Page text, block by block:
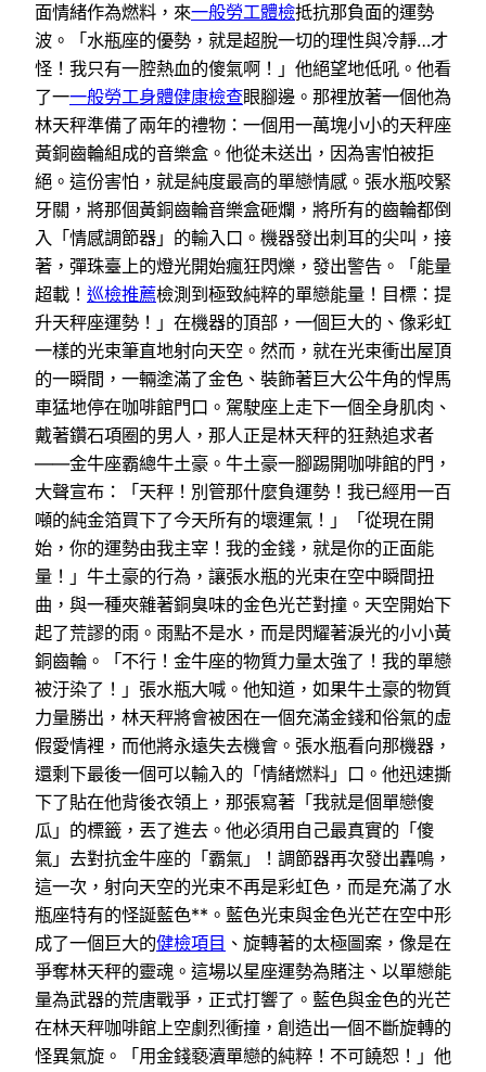
面情緒作為燃料，來一般勞工體檢抵抗那負面的運勢
波。「水瓶座的優勢，就是超脫一切的理性與冷靜…才
怪！我只有一腔熱血的傻氣啊！」他絕望地低吼。他看
了一一般勞工身體健康檢查眼腳邊。那裡放著一個他為
林天秤準備了兩年的禮物：一個用一萬塊小小的天秤座
黃銅齒輪組成的音樂盒。他從未送出，因為害怕被拒
絕。這份害怕，就是純度最高的單戀情感。張水瓶咬緊
牙關，將那個黃銅齒輪音樂盒砸爛，將所有的齒輪都倒
入「情感調節器」的輸入口。機器發出刺耳的尖叫，接
著，彈珠臺上的燈光開始瘋狂閃爍，發出警告。「能量
超載！ 巡檢推薦檢測到極致純粹的單戀能量！目標：提
升天秤座運勢！」在機器的頂部，一個巨大的、像彩虹
一樣的光束筆直地射向天空。然而，就在光束衝出屋頂
的一瞬間，一輛塗滿了金色、裝飾著巨大公牛角的悍馬
車猛地停在咖啡館門口。駕駛座上走下一個全身肌肉、
戴著鑽石項圈的男人，那人正是林天秤的狂熱追求者
——金牛座霸總牛土豪。牛土豪一腳踢開咖啡館的門，
大聲宣布：「天秤！別管那什麼負運勢！我已經用一百
噸的純金箔買下了今天所有的壞運氣！」「從現在開
始，你的運勢由我主宰！我的金錢，就是你的正面能
量！」牛土豪的行為，讓張水瓶的光束在空中瞬間扭
曲，與一種夾雜著銅臭味的金色光芒對撞。天空開始下
起了荒謬的雨。雨點不是水，而是閃耀著淚光的小小黃
銅齒輪。「不行！金牛座的物質力量太強了！我的單戀
被汙染了！」張水瓶大喊。他知道，如果牛土豪的物質
力量勝出，林天秤將會被困在一個充滿金錢和俗氣的虛
假愛情裡，而他將永遠失去機會。張水瓶看向那機器，
還剩下最後一個可以輸入的「情緒燃料」口。他迅速撕
下了貼在他背後衣領上，那張寫著「我就是個單戀傻
瓜」的標籤，丟了進去。他必須用自己最真實的「傻
氣」去對抗金牛座的「霸氣」！調節器再次發出轟鳴，
這一次，射向天空的光束不再是彩虹色，而是充滿了水
瓶座特有的怪誕藍色**。藍色光束與金色光芒在空中形
成了一個巨大的健檢項目 、旋轉著的太極圖案，像是在
爭奪林天秤的靈魂。這場以星座運勢為賭注、以單戀能
量為武器的荒唐戰爭，正式打響了。藍色與金色的光芒
在林天秤咖啡館上空劇烈衝撞，創造出一個不斷旋轉的
怪異氣旋。「用金錢褻瀆單戀的純粹！不可饒恕！」他